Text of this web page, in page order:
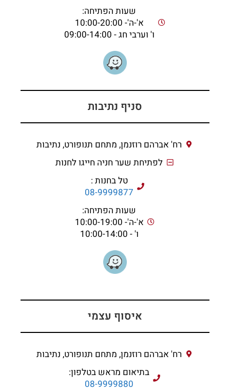
שעות הפתיחה:
א'-ה'- 10:00-20:00
ו' וערבי חג - 09:00-14:00
סניף נתיבות
רח' אברהם רוזנמן, מתחם תנופורט, נתיבות
לפתיחת שער חניה חייגו לחנות
טל בחנות :
08-9999877
שעות הפתיחה:
א'-ה'- 10:00-19:00
ו' - 10:00-14:00
איסוף עצמי
רח' אברהם רוזנמן, מתחם תנופורט, נתיבות
בתיאום מראש בטלפון:
08-9999880